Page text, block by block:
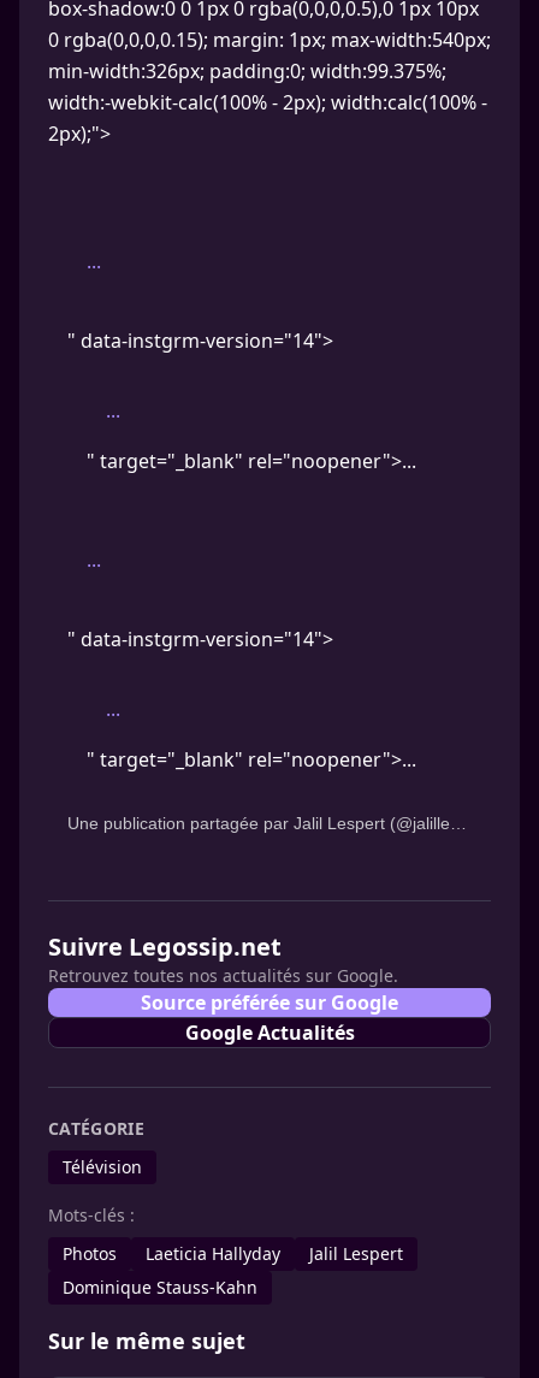
box-shadow:0 0 1px 0 rgba(0,0,0,0.5),0 1px 10px
0 rgba(0,0,0,0.15); margin: 1px; max-width:540px;
min-width:326px; padding:0; width:99.375%;
width:-webkit-calc(100% - 2px); width:calc(100% -
2px);">
...
" data-instgrm-version="14">
...
" target="_blank" rel="noopener">...
...
" data-instgrm-version="14">
...
" target="_blank" rel="noopener">...
Une publication partagée par Jalil Lespert (@jalillespert) le
Suivre Legossip.net
Retrouvez toutes nos actualités sur Google.
Source préférée sur Google
Google Actualités
CATÉGORIE
Télévision
Mots-clés :
Photos
Laeticia Hallyday
Jalil Lespert
Dominique Stauss-Kahn
Sur le même sujet